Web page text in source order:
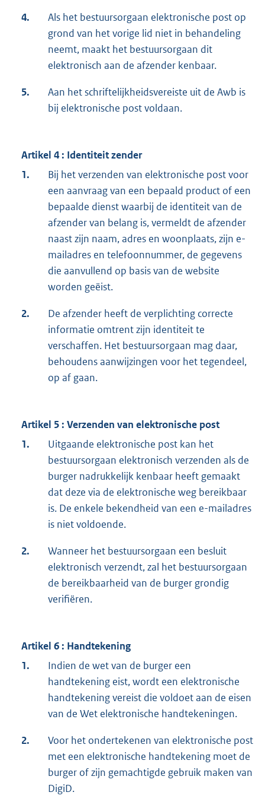
4.
Als het bestuursorgaan elektronische post op
grond van het vorige lid niet in behandeling
neemt, maakt het bestuursorgaan dit
elektronisch aan de afzender kenbaar.
5.
Aan het schriftelijkheidsvereiste uit de Awb is
bij elektronische post voldaan.
Artikel 4 : Identiteit zender
1.
Bij het verzenden van elektronische post voor
een aanvraag van een bepaald product of een
bepaalde dienst waarbij de identiteit van de
afzender van belang is, vermeldt de afzender
naast zijn naam, adres en woonplaats, zijn e-
mailadres en telefoonnummer, de gegevens
die aanvullend op basis van de website
worden geëist.
2.
De afzender heeft de verplichting correcte
informatie omtrent zijn identiteit te
verschaffen. Het bestuursorgaan mag daar,
behoudens aanwijzingen voor het tegendeel,
op af gaan.
Artikel 5 : Verzenden van elektronische post
1.
Uitgaande elektronische post kan het
bestuursorgaan elektronisch verzenden als de
burger nadrukkelijk kenbaar heeft gemaakt
dat deze via de elektronische weg bereikbaar
is. De enkele bekendheid van een e-mailadres
is niet voldoende.
2.
Wanneer het bestuursorgaan een besluit
elektronisch verzendt, zal het bestuursorgaan
de bereikbaarheid van de burger grondig
verifiëren.
Artikel 6 : Handtekening
1.
Indien de wet van de burger een
handtekening eist, wordt een elektronische
handtekening vereist die voldoet aan de eisen
van de Wet elektronische handtekeningen.
2.
Voor het ondertekenen van elektronische post
met een elektronische handtekening moet de
burger of zijn gemachtigde gebruik maken van
DigiD.